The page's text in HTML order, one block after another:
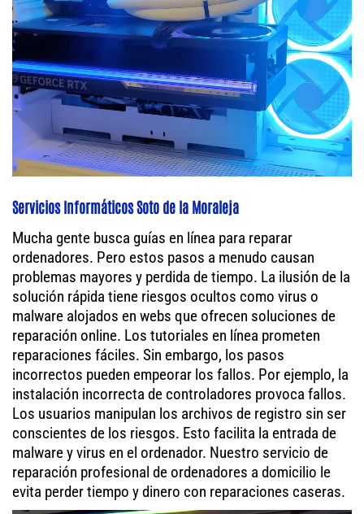
Servicios Informáticos Soto de la Moraleja
Mucha gente busca guías en línea para reparar
ordenadores. Pero estos pasos a menudo causan
problemas mayores y perdida de tiempo. La ilusión de la
solución rápida tiene riesgos ocultos como virus o
malware alojados en webs que ofrecen soluciones de
reparación online. Los tutoriales en línea prometen
reparaciones fáciles. Sin embargo, los pasos
incorrectos pueden empeorar los fallos. Por ejemplo, la
instalación incorrecta de controladores provoca fallos.
Los usuarios manipulan los archivos de registro sin ser
conscientes de los riesgos. Esto facilita la entrada de
malware y virus en el ordenador. Nuestro servicio de
reparación profesional de ordenadores a domicilio le
evita perder tiempo y dinero con reparaciones caseras.